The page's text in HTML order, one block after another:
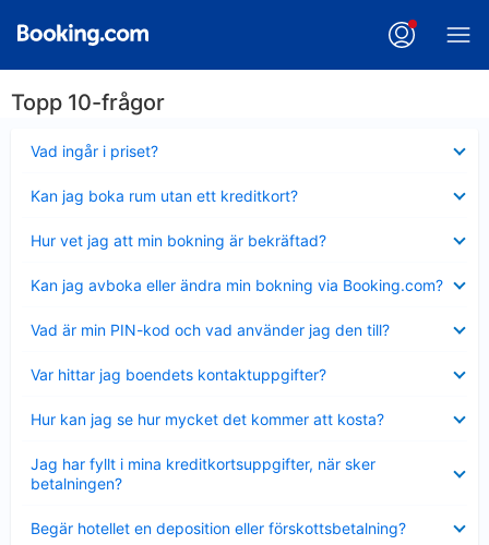
Topp 10-frågor
Vad ingår i priset?
mindre
Kan jag boka rum utan ett kreditkort?
mindre
Hur vet jag att min bokning är bekräftad?
mindre
Kan jag avboka eller ändra min bokning via Booking.com?
mindre
Vad är min PIN-kod och vad använder jag den till?
mindre
Var hittar jag boendets kontaktuppgifter?
mindre
Hur kan jag se hur mycket det kommer att kosta?
mindre
Jag har fyllt i mina kreditkortsuppgifter, när sker
betalningen?
mindre
Begär hotellet en deposition eller förskottsbetalning?
mindre